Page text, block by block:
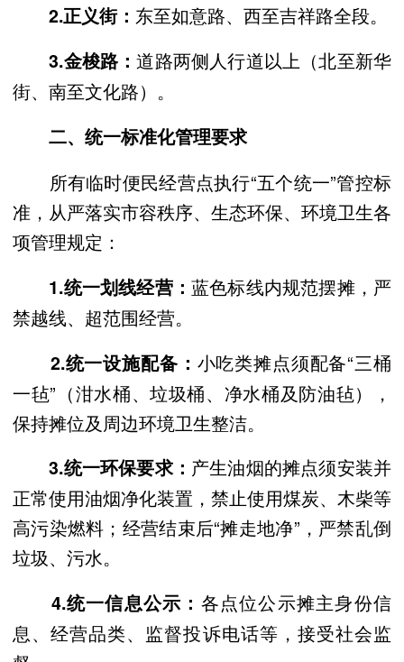
2.正义街： 东至如意路、西至吉祥路全段。
3.金梭路：道路两侧人行道以上（北至新华
街、南至文化路）。
二、统一标准化管理要求
所有临时便民经营点执行“五个统一”管控标
准，从严落实市容秩序、生态环保、环境卫生各
项管理规定：
1.统一划线经营：蓝色标线内规范摆摊，严
禁越线、超范围经营。
2.统一设施配备： 小吃类摊点须配备“三桶
一毡”（泔水桶、垃圾桶、净水桶及防油毡），
保持摊位及周边环境卫生整洁。
3.统一环保要求： 产生油烟的摊点须安装并
正常使用油烟净化装置，禁止使用煤炭、木柴等
高污染燃料；经营结束后“摊走地净”，严禁乱倒
垃圾、污水。
4.统一信息公示： 各点位公示摊主身份信
息、经营品类、监督投诉电话等，接受社会监